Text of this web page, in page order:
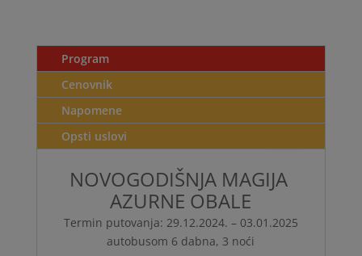
Program
Cenovnik
Napomene
Opsti uslovi
NOVOGODIŠNJA MAGIJA
AZURNE OBALE
Termin putovanja: 29.12.2024. – 03.01.2025
autobusom 6 dabna, 3 noći